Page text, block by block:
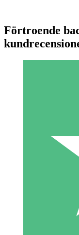
Betala per
Förtroende